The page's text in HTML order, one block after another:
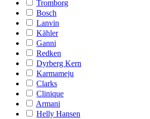
Tromborg
Bosch
Lanvin
Kähler
Ganni
Redken
Dyrberg Kern
Karmameju
Clarks
Clinique
Armani
Helly Hansen